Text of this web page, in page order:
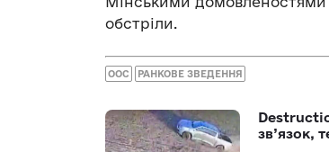
обстріли.
ООС РАНКОВЕ ЗВЕДЕННЯ
зв’язок,